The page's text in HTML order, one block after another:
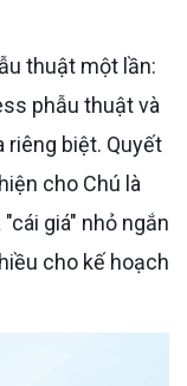
phẫu thuật và
riêng biệt. Quyết
cho Chú là
giá" nhỏ ngắn
cho kế hoạch